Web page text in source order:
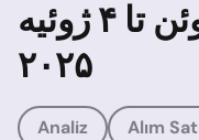
دیجیتال برای ۲۳ ژوئن تا ۴ ژوئیه
۲۰۲۵
Analiz Alım